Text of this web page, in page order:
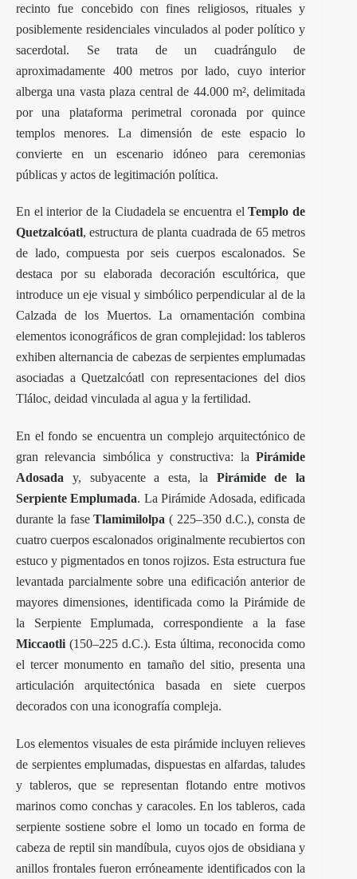
recinto fue concebido con fines religiosos, rituales y
posiblemente residenciales vinculados al poder político y
sacerdotal. Se trata de un cuadrángulo de
aproximadamente 400 metros por lado, cuyo interior
alberga una vasta plaza central de 44.000 m², delimitada
por una plataforma perimetral coronada por quince
templos menores. La dimensión de este espacio lo
convierte en un escenario idóneo para ceremonias
públicas y actos de legitimación política.
En el interior de la Ciudadela se encuentra elTemplo de
Quetzalcóatl, estructura de planta cuadrada de 65 metros
de lado, compuesta por seis cuerpos escalonados. Se
destaca por su elaborada decoración escultórica, que
introduce un eje visual y simbólico perpendicular al de la
Calzada de los Muertos. La ornamentación combina
elementos iconográficos de gran complejidad: los tableros
exhiben alternancia de cabezas de serpientes emplumadas
asociadas a Quetzalcóatl con representaciones del dios
Tláloc, deidad vinculada al agua y la fertilidad.
En el fondo se encuentra un complejo arquitectónico de
gran relevancia simbólica y constructiva: laPirámide
Adosada y, subyacente a esta, la Pirámide de la
Serpiente Emplumada. La Pirámide Adosada, edificada
durante la faseTlamimilolpa ( 225–350 d.C.), consta de
cuatro cuerpos escalonados originalmente recubiertos con
estuco y pigmentados en tonos rojizos. Esta estructura fue
levantada parcialmente sobre una edificación anterior de
mayores dimensiones, identificada como la Pirámide de
la Serpiente Emplumada, correspondiente a la fase
Miccaotli (150–225 d.C.). Esta última, reconocida como
el tercer monumento en tamaño del sitio, presenta una
articulación arquitectónica basada en siete cuerpos
decorados con una iconografía compleja.
Los elementos visuales de esta pirámide incluyen relieves
de serpientes emplumadas, dispuestas en alfardas, taludes
y tableros, que se representan flotando entre motivos
marinos como conchas y caracoles. En los tableros, cada
serpiente sostiene sobre el lomo un tocado en forma de
cabeza de reptil sin mandíbula, cuyos ojos de obsidiana y
anillos frontales fueron erróneamente identificados con la